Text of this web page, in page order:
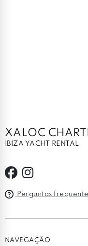
XALOC
IBIZA YACHT RENTAL
Perguntas
NAVEGAÇÃO